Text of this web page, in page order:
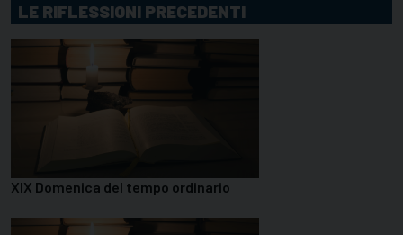
LE RIFLESSIONI PRECEDENTI
XIX Domenica del tempo ordinario